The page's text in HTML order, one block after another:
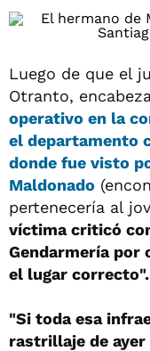
Luego de que el
Otranto,
operativo en la
el departamento
donde fue visto
Maldonado
pertenecería al
víctima criticó
Gendarmería por
el lugar correcto".
"Si toda esa
rastrillaje de